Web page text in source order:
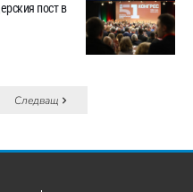
пост в
Следващ